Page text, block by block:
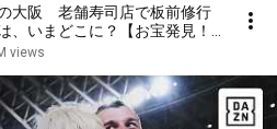
の大阪 老舗寿司店で板前修行
、いまどこに？【お宝発見！
views